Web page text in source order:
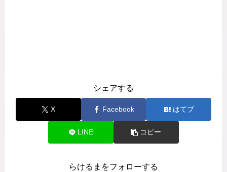
シェアする
X Facebook はてブ
LINE コピー
らけるまをフォローする